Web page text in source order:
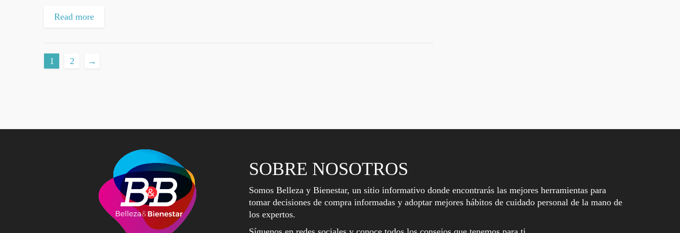
Read more
1 2 →
SOBRE NOSOTROS
Somos Belleza y Bienestar, un sitio informativo donde encontrarás las mejores herramientas para
tomar decisiones de compra informadas y adoptar mejores hábitos de cuidado personal de la mano de
los expertos.